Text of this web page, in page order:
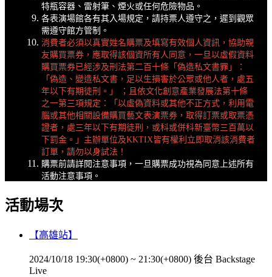
特瓶容器、雷射筆、煙火或任何危險物品。
各表演場館各有其入場規定，請持票人遵守之，遲到觀眾
需遵守館方管制。
消費者必須以真實姓名購票及填寫有效個人資訊，協助親
友購買票券，應取得該個資所有人同意，一旦以虛假資料
購買票券已經涉及刑法第二百十條「偽造私文書罪」：
「偽造、變造私文書，足以生損害於公眾或他人者，處五
年以下有期徒刑。」 ；且依文化創意產業發展法第十條
之一第三項規定：「以虛偽資料或其他不正方式，利用電
腦或其他相關設備購買藝文表演票券，取得訂票或取票憑
證者，處三年以下有期徒刑，或科或併科新臺幣三百萬以
下罰金。」主辦單位及KKTIX皆有權利立即取消該消費者
訂單，請勿以身試法！
購票前請詳閱注意事項，一旦購票成功視為同意上述所有
活動注意事項。
活動場次
【高雄站】
2024/10/18 19:30(+0800) ~ 21:30(+0800) 後台 Backstage
Live